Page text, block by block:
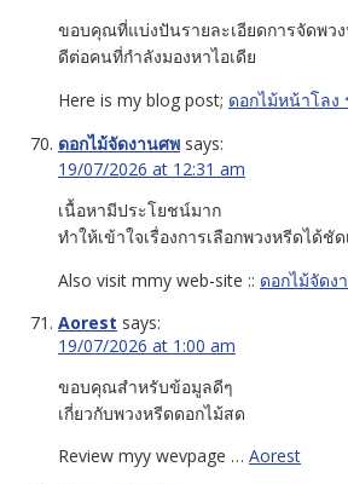
ขอบคุณที่แบ่งปันรายละเอียดการจัดพว
ดีต่อคนที่กำลังมองหาไอเดีย
Here is my blog post; ดอกไม้หน้าโลง
ดอกไม้จัดงานศพ says:
19/07/2026 at 12:31 am
เนื้อหามีประโยชน์มาก
ทำให้เข้าใจเรื่องการเลือกพวงหรีดได้ชั
Also visit mmy web-site :: ดอกไม้จัดง
Aorest says:
19/07/2026 at 1:00 am
ขอบคุณสำหรับข้อมูลดีๆ
เกี่ยวกับพวงหรีดดอกไม้สด
Review myy wevpage … Aorest